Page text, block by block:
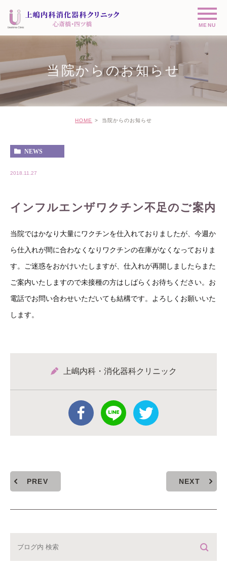
当院からのお知らせ
HOME 当院からのお知らせ
NEWS
2018.11.27
インフルエンザワクチン不足のご案内
当院ではかなり大量にワクチンを仕入れておりましたが、今週か
ら仕入れが間に合わなくなりワクチンの在庫がなくなっておりま
す。ご迷惑をおかけいたしますが、仕入れが再開しましたらまた
ご案内いたしますので未接種の方はしばらくお待ちください。お
電話でお問い合わせいただいても結構です。よろしくお願いいた
します。
上嶋内科・消化器科クリニック
PREV NEXT